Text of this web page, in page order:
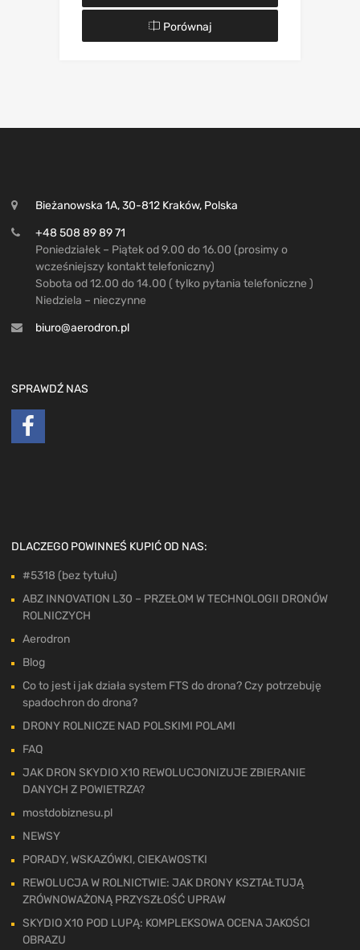
Porównaj
Bieżanowska 1A, 30-812 Kraków, Polska
+48 508 89 89 71
Poniedziałek – Piątek od 9.00 do 16.00 (prosimy o
wcześniejszy kontakt telefoniczny)
Sobota od 12.00 do 14.00 ( tylko pytania telefoniczne )
Niedziela – nieczynne
biuro@aerodron.pl
SPRAWDŹ NAS
DLACZEGO POWINNEŚ KUPIĆ OD NAS:
#5318 (bez tytułu)
ABZ INNOVATION L30 – PRZEŁOM W TECHNOLOGII DRONÓW
ROLNICZYCH
Aerodron
Blog
Co to jest i jak działa system FTS do drona? Czy potrzebuję
spadochron do drona?
DRONY ROLNICZE NAD POLSKIMI POLAMI
FAQ
JAK DRON SKYDIO X10 REWOLUCJONIZUJE ZBIERANIE
DANYCH Z POWIETRZA?
mostdobiznesu.pl
NEWSY
PORADY, WSKAZÓWKI, CIEKAWOSTKI
REWOLUCJA W ROLNICTWIE: JAK DRONY KSZTAŁTUJĄ
ZRÓWNOWAŻONĄ PRZYSZŁOŚĆ UPRAW
SKYDIO X10 POD LUPĄ: KOMPLEKSOWA OCENA JAKOŚCI
OBRAZU